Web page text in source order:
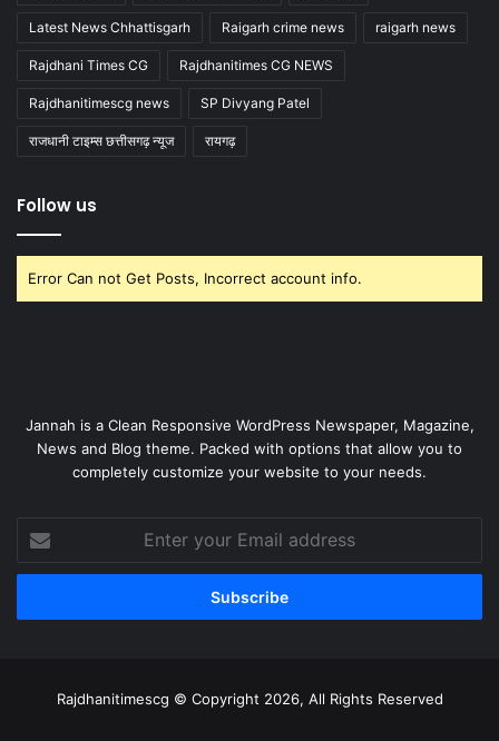
Latest News Chhattisgarh Raigarh crime news raigarh news
Rajdhani Times CG Rajdhanitimes CG NEWS
Rajdhanitimescg news SP Divyang Patel
राजधानी टाइम्स छत्तीसगढ़ न्यूज रायगढ़
Follow us
Error Can not Get Posts, Incorrect account info.
Jannah is a Clean Responsive WordPress Newspaper, Magazine,
News and Blog theme. Packed with options that allow you to
completely customize your website to your needs.
your
Email
Rajdhanitimescg © Copyright 2026, All Rights Reserved